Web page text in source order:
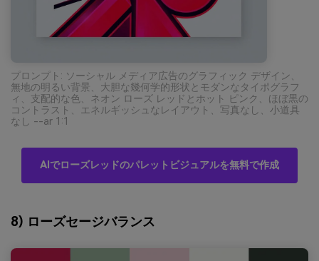
プロンプト: ソーシャル メディア広告のグラフィック デザイン、
無地の明るい背景、大胆な幾何学的形状とモダンなタイポグラフ
ィ、支配的な色、ネオン ローズ レッドとホット ピンク、ほぼ黒の
コントラスト、エネルギッシュなレイアウト、写真なし、小道具
なし --ar 1:1
AIでローズレッドのパレットビジュアルを無料で作成
8) ローズセージバランス